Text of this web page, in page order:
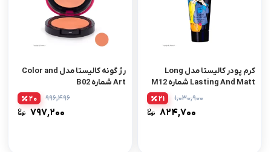
کرم پودر کالیستا مدل Long
Lasting And Matt شماره M12
۱,۰۳۰,۹۰۰
۸۲۴,۷۰۰
21
رژ گونه کالیستا مدل Color and
Art شماره B02
۹۹۶,۴۹۶
۷۹۷,۲۰۰
20